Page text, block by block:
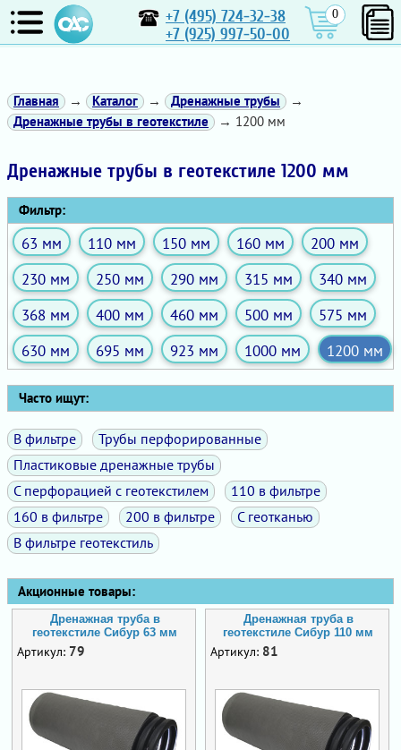
+7 (495) 724-32-38
+7 (925) 997-50-00
0
Главная → Каталог → Дренажные трубы
→
Дренажные трубы в геотекстиле
→ 1200 мм
Дренажные трубы в геотекстиле 1200 мм
Фильтр:
63 мм 110 мм 150 мм 160 мм
200 мм
230 мм
250 мм 290 мм 315 мм
340 мм
368 мм
400 мм 460 мм 500 мм
575 мм
630 мм
695 мм 923 мм 1000 мм 1200 мм
Часто ищут:
В фильтре
Трубы перфорированные
Пластиковые дренажные трубы
С перфорацией с геотекстилем
110 в фильтре
160 в фильтре
200 в фильтре
С геотканью
В фильтре геотекстиль
Акционные товары:
Дренажная труба в
геотекстиле Сибур 63 мм
Артикул: 79
Дренажная труба в
геотекстиле Сибур 110 мм
Артикул: 81